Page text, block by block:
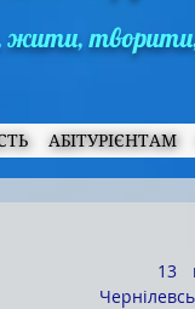
АБІТУРІЄНТАМ